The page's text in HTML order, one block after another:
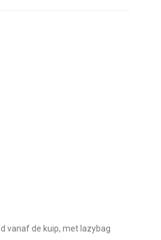
vanaf de kuip, met lazybag